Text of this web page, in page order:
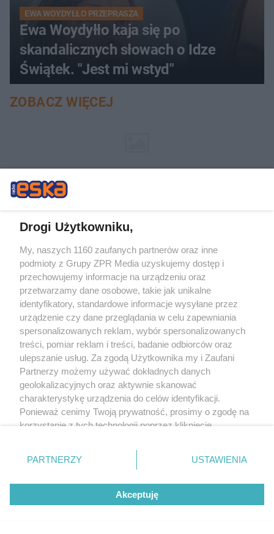
EWA WOYDYŁŁO PRZEPRASZA
Ewa Woydyłło kaja się po
skandalicznych słowach o Idze
Świątek. "Jest mi wstyd"
ZOBACZ WIĘCEJ
Żaden utwór zamieszczony w serwisie nie może być powielany i
rozpowszechniany lub dalej rozpowszechniany w jakikolwiek sposób (w
bez pisemnej zgody właściciela praw. Jakiekolwiek użycie lub
wykorzystanie utworów w całości lub w części z naruszeniem prawa, tzn.
Drogi Użytkowniku,
My, naszych 1160 zaufanych partnerów oraz inne
podmioty z Grupy ZPR Media uzyskujemy dostęp i
przechowujemy informacje na urządzeniu oraz
przetwarzamy dane osobowe, takie jak unikalne
identyfikatory, standardowe informacje wysyłane przez
urządzenie czy dane przeglądania w celu zapewniania
spersonalizowanych reklam, wybór spersonalizowanych
treści, pomiar reklam i treści, badanie odbiorców oraz
ulepszanie usług. Za zgodą Użytkownika my i Zaufani
Partnerzy możemy używać dokładnych danych
geolokalizacyjnych oraz aktywnie skanować
charakterystykę urządzenia do celów identyfikacji.
Ponieważ cenimy Twoją prywatność, prosimy o zgodę na
korzystanie z tych technologii poprzez kliknięcie
zmienić/wycofać klikając przycisk ustawień prywatności
znajdujący się w lewym dolnym rogu strony
rodzaje przetwarzania danych nie wymagają zgody
użytkownika, ale masz prawo sprzeciwić się takiemu
przetwarzaniu. Preferencje będą miały zastosowanie tylko
PARTNERZY USTAWIENIA
Akceptuję